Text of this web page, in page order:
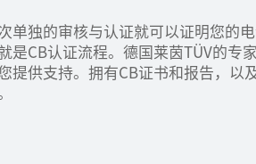
单独的审核与认证就可以证明您的
是CB认证流程。德国莱茵TÜV的专
提供支持。拥有CB证书和报告，以